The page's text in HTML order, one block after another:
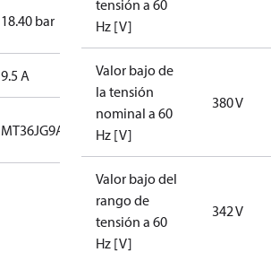
18.40 bar
9.5 A
MT36JG9AVE
tensión a 60
Hz [V]
Valor bajo de
la tensión
nominal a 60
Hz [V]
380 V
Valor bajo del
rango de
tensión a 60
Hz [V]
342 V